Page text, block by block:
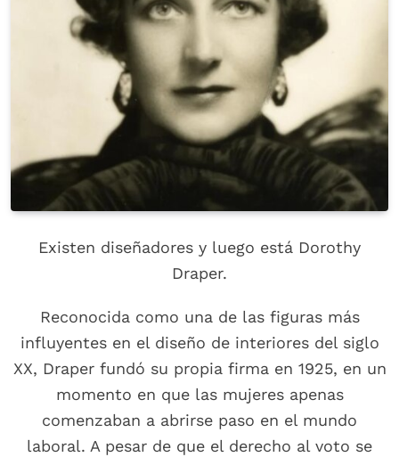
Existen diseñadores y luego está Dorothy
Draper.
Reconocida como una de las figuras más
influyentes en el diseño de interiores del siglo
XX, Draper fundó su propia firma en 1925, en un
momento en que las mujeres apenas
comenzaban a abrirse paso en el mundo
laboral. A pesar de que el derecho al voto se